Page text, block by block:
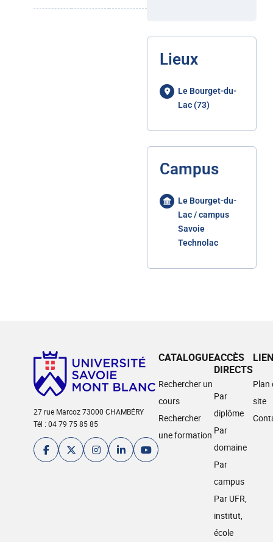
Lieux
Le Bourget-du-
Lac (73)
Campus
Le Bourget-du-
Lac / campus
Savoie
Technolac
27 rue Marcoz 73000 CHAMBÉRY
Tél : 04 79 75 85 85
CATALOGUE
Rechercher un
cours
Rechercher
une formation
ACCÈS
DIRECTS
Par
diplôme
Par
domaine
Par
campus
Par UFR,
institut,
école
Plan
site